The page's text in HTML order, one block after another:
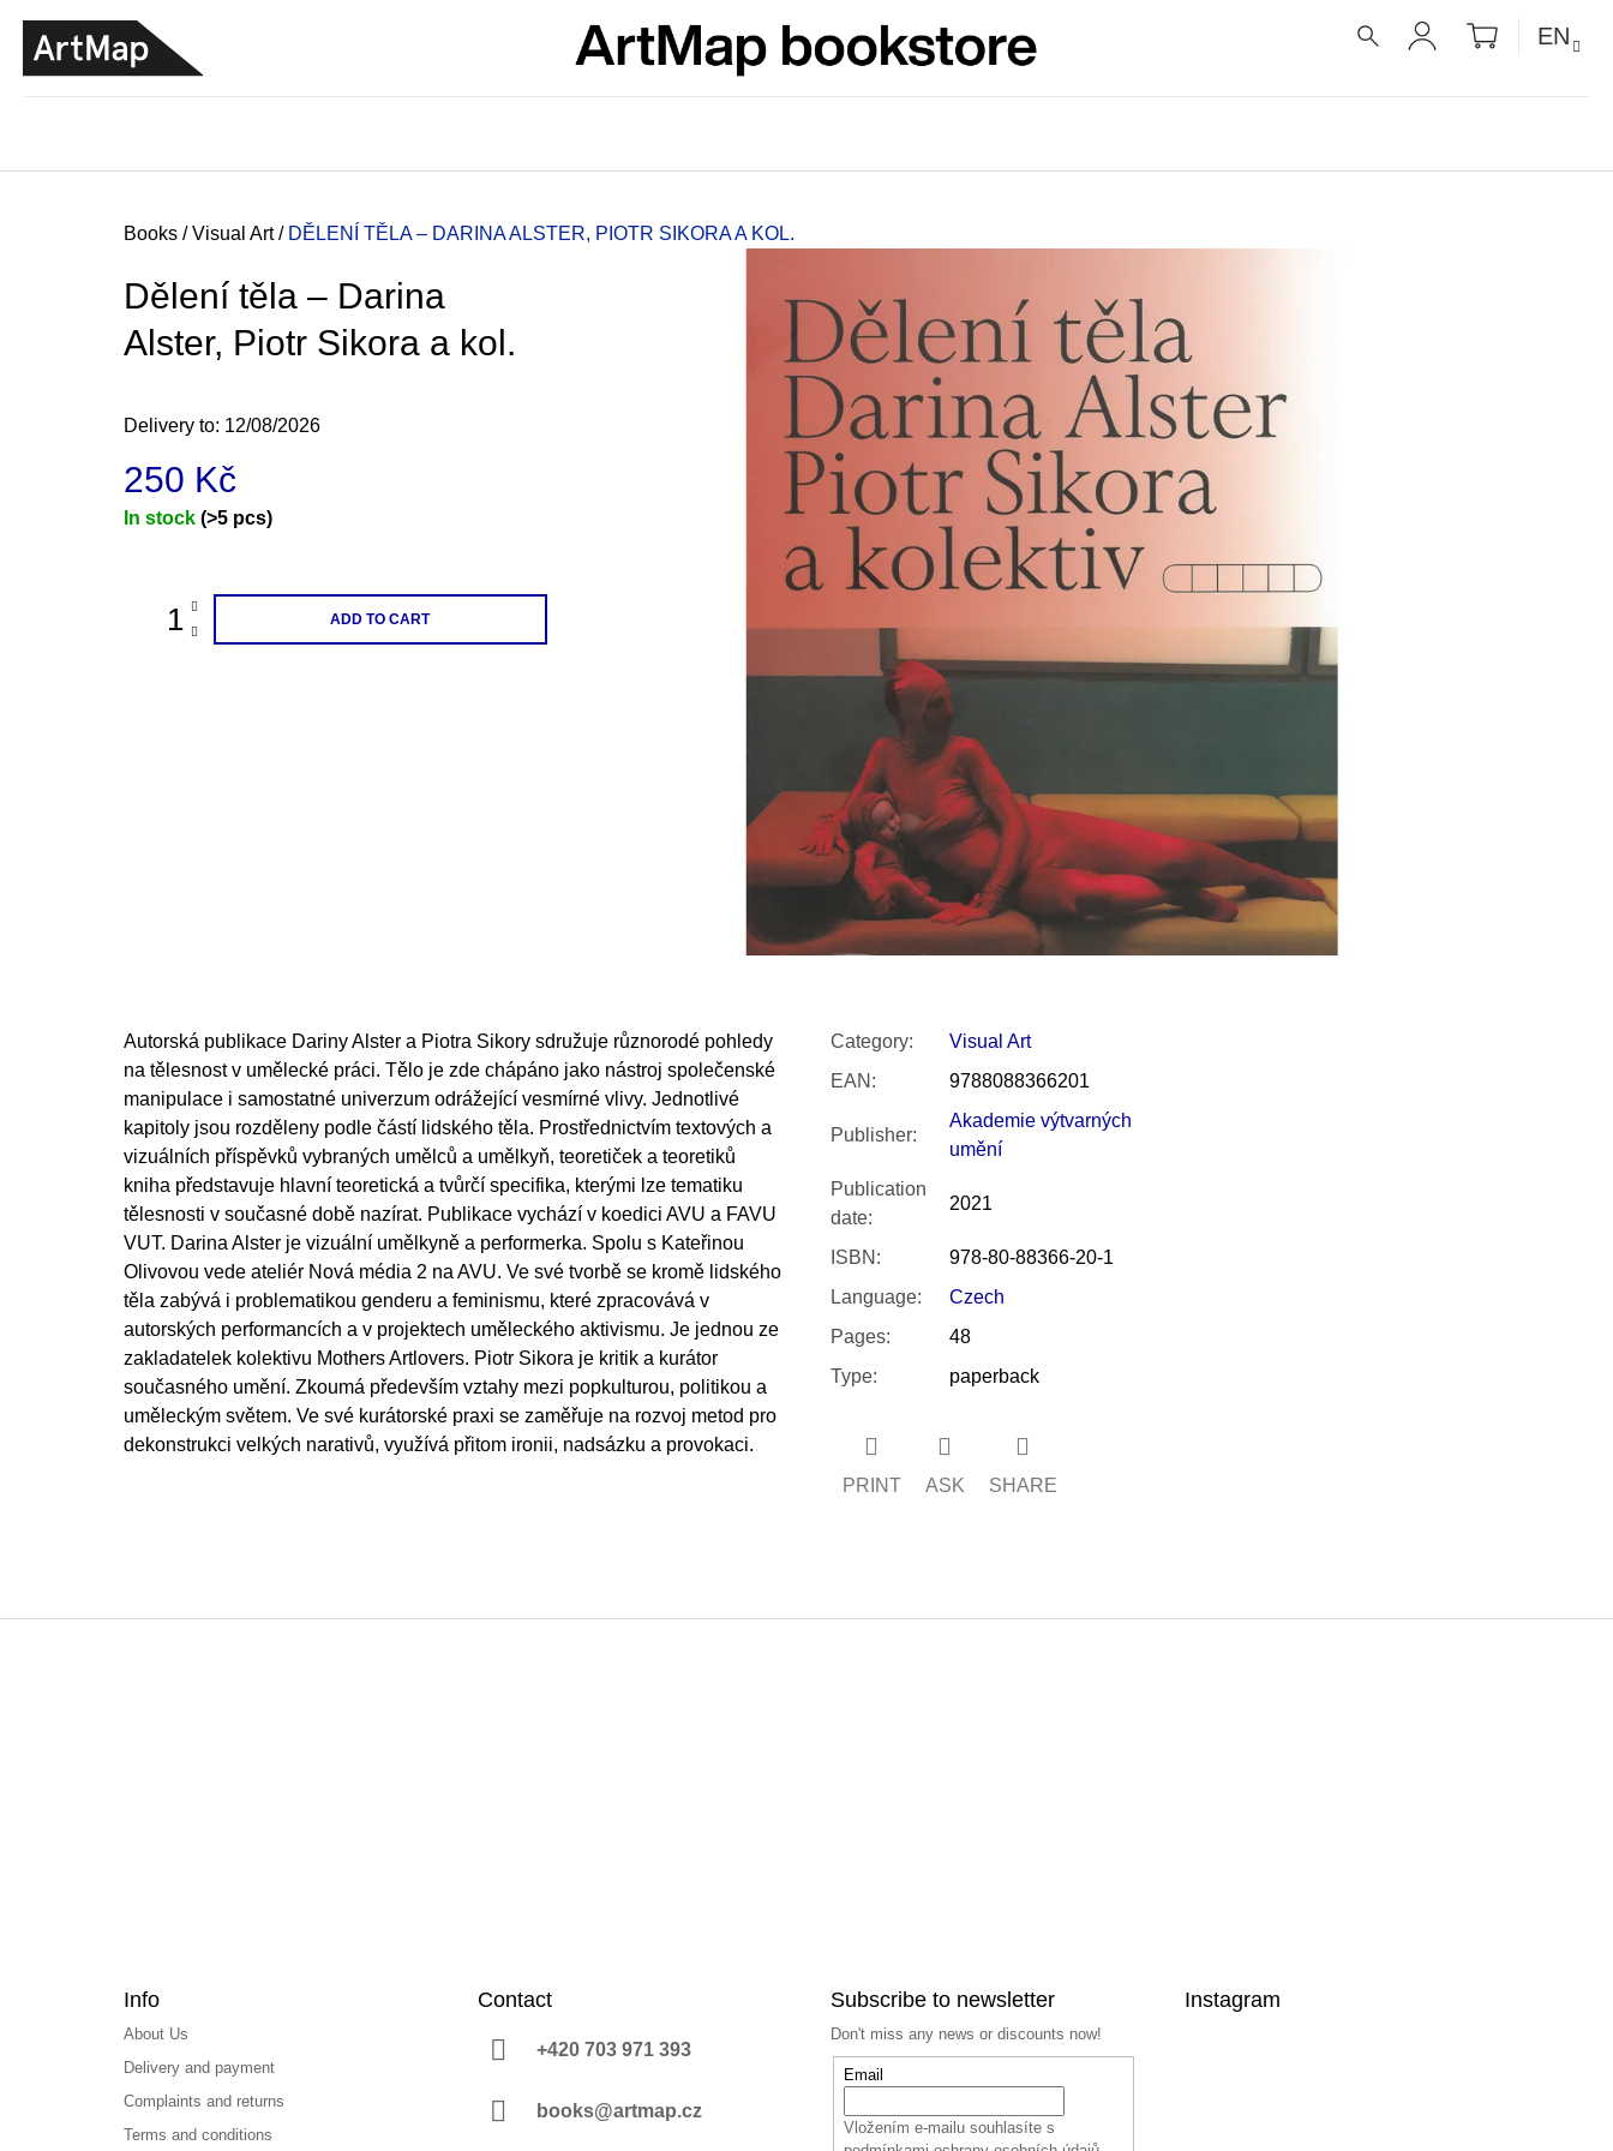
CART
EN
Home
Books / Visual Art / DĚLENÍ TĚLA – DARINA ALSTER, PIOTR SIKORA A KOL.
Dělení těla – Darina
Alster, Piotr Sikora a kol.
Delivery to: 12/08/2026
250 Kč
Measure
In stock (>5 pcs)
ADD TO CART
Autorská publikace Dariny Alster a Piotra Sikory sdružuje různorodé pohledy
na tělesnost v umělecké práci. Tělo je zde chápáno jako nástroj společenské
manipulace i samostatné univerzum odrážející vesmírné vlivy. Jednotlivé
kapitoly jsou rozděleny podle částí lidského těla. Prostřednictvím textových a
vizuálních příspěvků vybraných umělců a umělkyň, teoretiček a teoretiků
kniha představuje hlavní teoretická a tvůrčí specifika, kterými lze tematiku
tělesnosti v současné době nazírat. Publikace vychází v koedici AVU a FAVU
VUT. Darina Alster je vizuální umělkyně a performerka. Spolu s Kateřinou
Olivovou vede ateliér Nová média 2 na AVU. Ve své tvorbě se kromě lidského
těla zabývá i problematikou genderu a feminismu, které zpracovává v
autorských performancích a v projektech uměleckého aktivismu. Je jednou ze
zakladatelek kolektivu Mothers Artlovers. Piotr Sikora je kritik a kurátor
současného umění. Zkoumá především vztahy mezi popkulturou, politikou a
uměleckým světem. Ve své kurátorské praxi se zaměřuje na rozvoj metod pro
dekonstrukci velkých narativů, využívá přitom ironii, nadsázku a provokaci.
Category:
Visual Art
EAN : 9788088366201
Publisher:
Akademie výtvarných
umění
Publication
date:
2021
ISBN :
978-80-88366-20-1
Language:
Czech
Pages:
48
Type: paperback
PRINT ASK SHARE
BACK
SHOPPING
BACK
SHOPPING
VÝVAR
NEJEN ROMSKÉ RECEPTY PRO
SNESITELNĚJŠÍ KLIMA
300 Kč
Was: 350 Kč
Info
About Us
Delivery and payment
Complaints and returns
Terms and conditions
Contact
+420 703 971 393
books@artmap.cz
Subscribe to newsletter
Don't miss any news or discounts now!
Email
Vložením e-mailu souhlasíte s
Instagram